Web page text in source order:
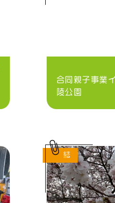
合同親子事業
陵公園
結